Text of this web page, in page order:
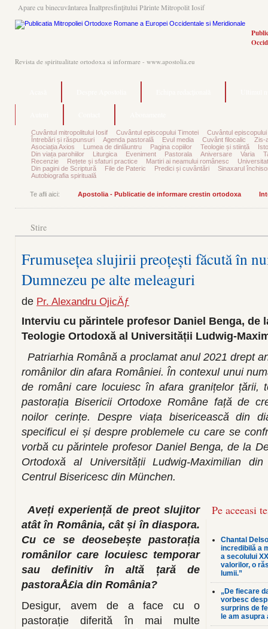
Apare cu binecuvântarea Înaltpresfinţitului Părinte Mitropolit Iosif
Revista de spiritualitate ortodoxa si informare - www.apostolia.eu
Cuvântul mitropolitului Iosif Cuvântul episcopului Timotei
Cuvântul episcopului
Întrebări și răspunsuri
Agenda pastorală Evul media Cuvânt filocalic
Zis-
Asociația Axios
Lumea de dinlăuntru Pagina copiilor Teologie și stiință
Din viața parohiilor
Liturgica Eveniment Pastorala Aniversare Varia
Recenzie
Rețete și sfaturi practice Martiri ai neamului românesc
Din pagini de Scriptură
File de Pateric Predici și cuvântări
Sinaxarul
Autobiografia spirituală
Te afli aici: Apostolia - Publicatie de informare crestin ortodoxa
Stire
Frumusețea slujirii preoțești făcută în
Dumnezeu pe alte meleaguri
de Pr. Alexandru OjicÄƒ
Interviu cu părintele profesor Daniel Benga, de
Teologie Ortodoxă al Universității Ludwig-
Patriarhia Română a proclamat anul 2021 drept
românilor din afara României. În contexul unui
de români care locuiesc în afara granițelor țării,
pastorația Bisericii Ortodoxe Române față de
noilor cerințe. Despre viața bisericească din
specificul ei și despre problemele cu care se
vorbă cu părintele profesor Daniel Benga, de la
Ortodoxă al Universității Ludwig-Maximilian
Centrul Bisericesc din München.
Pe aceeasi
Chantal
incredibilă a
a secolului
valorilor, o
lumii.”
„De fiecare
vorbesc
surprins de
le am
Aveți experiență de preot slujitor
atât în România, cât și în diaspora.
Cu ce se deosebește pastorația
românilor care locuiesc temporar
sau definitiv în altă țară de
pastoraÅ£ia din România?
Desigur, avem de a face cu o
pastorație diferită în mai multe